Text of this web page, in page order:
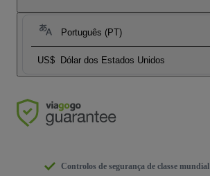
Português (PT)
US$ Dólar dos Estados Unidos
Controlos de segurança de classe mundial